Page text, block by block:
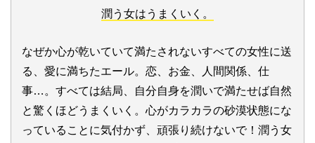
潤う女はうまくいく。
なぜか心が乾いていて満たされないすべての女性に送
る、愛に満ちたエール。恋、お金、人間関係、仕
事…。すべては結局、自分自身を潤いで満たせば自然
と驚くほどうまくいく。心がカラカラの砂漠状態にな
っていることに気付かず、頑張り続けないで！潤う女